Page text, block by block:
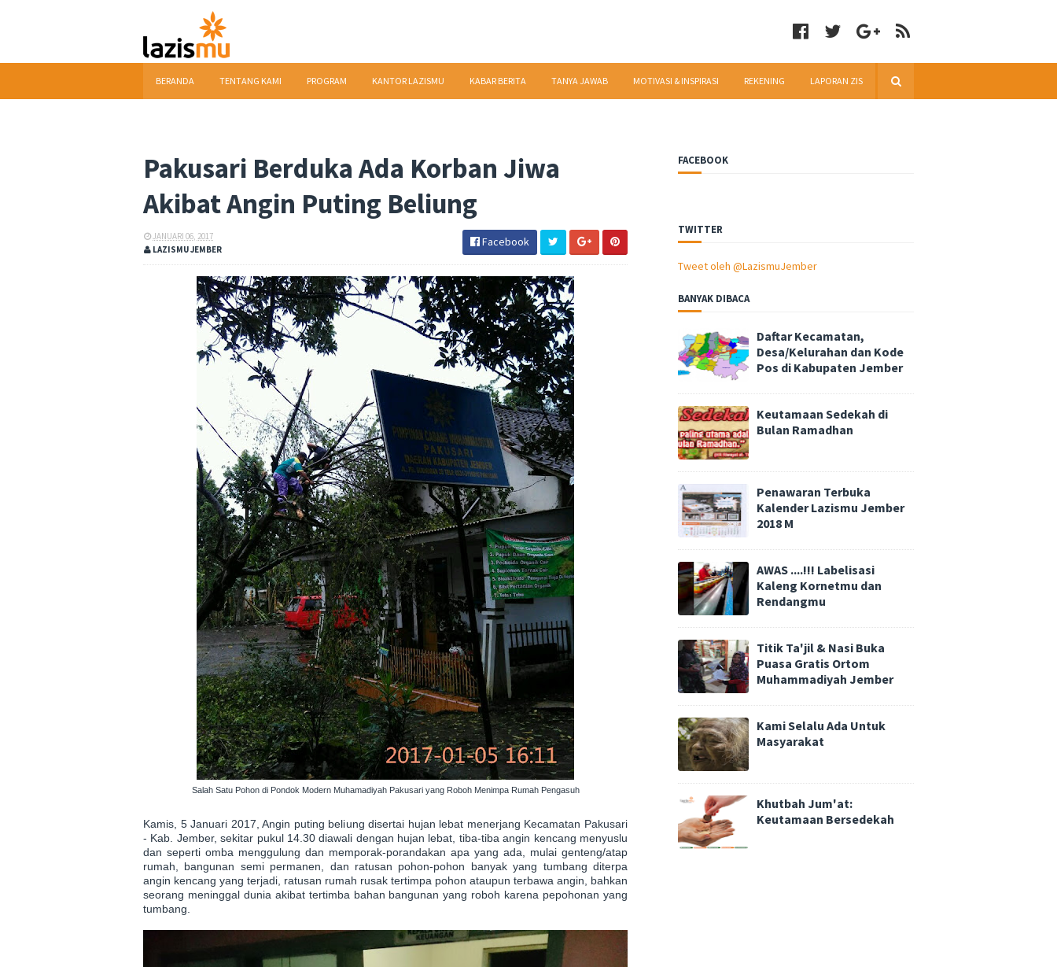
BERANDA TENTANG KAMI PROGRAM KANTOR LAZISMU KABAR BERITA TANYA JAWAB MOTIVASI & INSPIRASI REKENING LAPORAN ZIS
Pakusari Berduka Ada Korban Jiwa
Akibat Angin Puting Beliung
JANUARI 06, 2017
LAZISMU JEMBER
Facebook
Salah Satu Pohon di Pondok Modern Muhamadiyah Pakusari yang Roboh Menimpa Rumah Pengasuh
Kamis, 5 Januari 2017, Angin puting beliung disertai hujan lebat menerjang Kecamatan Pakusari
- Kab. Jember, sekitar pukul 14.30 diawali dengan hujan lebat, tiba-tiba angin kencang menyuslu
dan seperti omba menggulung dan memporak-porandakan apa yang ada, mulai genteng/atap
rumah, bangunan semi permanen, dan ratusan pohon-pohon banyak yang tumbang diterpa
angin kencang yang terjadi, ratusan rumah rusak tertimpa pohon ataupun terbawa angin, bahkan
seorang meninggal dunia akibat tertimba bahan bangunan yang roboh karena pepohonan yang
tumbang.
FACEBOOK
TWITTER
Tweet oleh @LazismuJember
BANYAK DIBACA
Daftar Kecamatan,
Desa/Kelurahan dan Kode
Pos di Kabupaten Jember
Keutamaan Sedekah di
Bulan Ramadhan
Penawaran Terbuka
Kalender Lazismu Jember
2018 M
AWAS ....!!! Labelisasi
Kaleng Kornetmu dan
Rendangmu
Titik Ta'jil & Nasi Buka
Puasa Gratis Ortom
Muhammadiyah Jember
Kami Selalu Ada Untuk
Masyarakat
Khutbah Jum'at:
Keutamaan Bersedekah